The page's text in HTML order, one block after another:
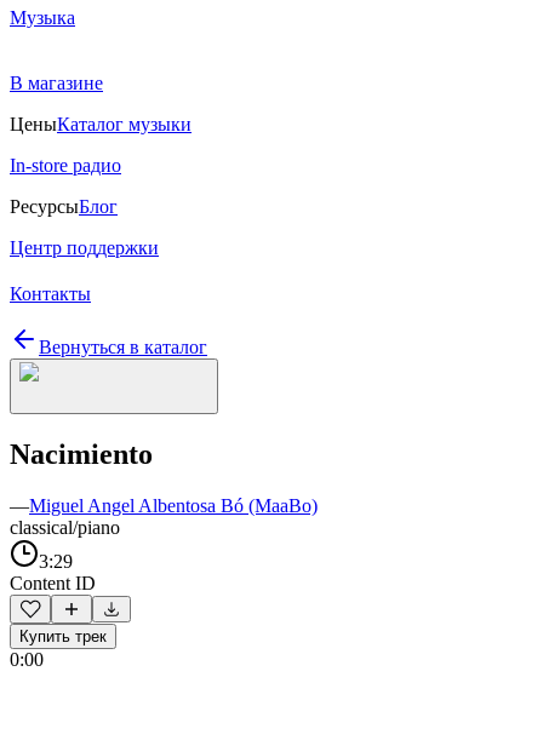
Музыка
В магазине
ЦеныКаталог музыки
In-store радио
РесурсыБлог
Центр поддержки
Контакты
Вернуться в каталог
Nacimiento
—Miguel Angel Albentosa Bó (MaaBo)
classical/piano
3:29
Content ID
Купить трек
0:00